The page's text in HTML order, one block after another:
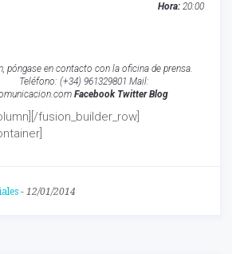
Hora:20:00
póngase en contacto con la oficina de prensa.
(+34) 961329801 Mail:
Facebook Twitter Blog
fusion_builder_row]
- 12/01/2014